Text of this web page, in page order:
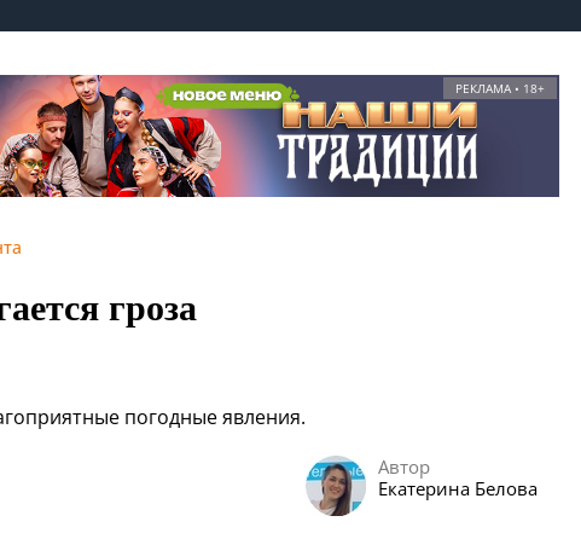
РЕКЛАМА • 18+
гроза
погодные явления.
Автор
Екатерина Белова